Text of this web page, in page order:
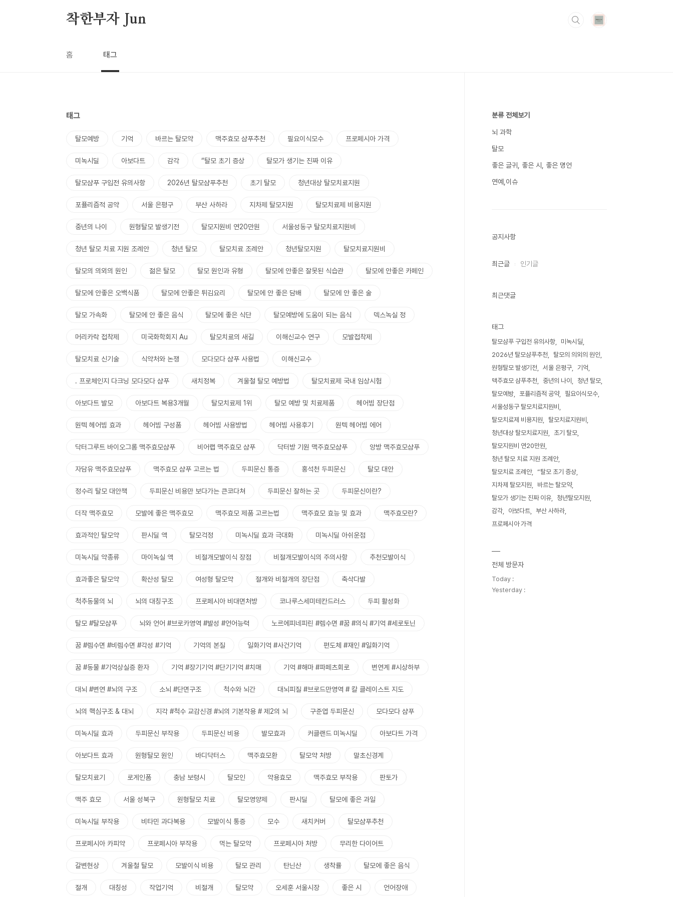
착한부자 Jun
홈 태그
태그
탈모예방 기억 바르는 탈모약 맥주효모 샴푸추천 필요이식모수 프로페시아 가격
미녹시딜 아보다트 감각 “탈모 초기 증상 탈모가 생기는 진짜 이유
탈모샴푸 구입전 유의사항 2026년 탈모샴푸추천 초기 탈모 청년대상 탈모치료지원
포퓰리즘적 공약 서울 은평구 부산 사하라 지차제 탈모지원 탈모치료제 비용지원
중년의 나이 원형탈모 발생기전 탈모지원비 연20만원 서울성동구 탈모치료지원비
청년 탈모 치료 지원 조례안 청년 탈모 탈모치료 조례안 청년탈모지원 탈모치료지원비
탈모의 의외의 원인 젊은 탈모 탈모 원인과 유형 탈모에 안좋은 잘못된 식습관 탈모에 안좋은 카페인
탈모에 안좋은 오백식품 탈모에 안좋은 튀김요리 탈모에 안 좋은 담배 탈모에 안 좋은 술
탈모 가속화 탈모에 안 좋은 음식 탈모에 좋은 식단 탈모예방에 도움이 되는 음식 덱스녹실 정
머리카락 접착제 미국화학회지 Au 탈모치료의 새길 이해신교수 연구 모발접착제
탈모치료 신기술 식약처와 논쟁 모다모다 샴푸 사용법 이해신교수
. 프로체인지 다크닝 모다모다 샴푸 새치정복 겨울철 탈모 예방법 탈모치료제 국내 임상시험
아보다트 발모 아보다트 복용3개월 탈모치료제 1위 탈모 예방 및 치료제품 헤어빔 장단점
원텍 헤어빔 효과 헤어빔 구성품 헤어빔 사용방법 헤어빔 사용후기 원텍 헤어빔 에어
닥터그루트 바이오그롬 맥주효모샴푸 비어랩 맥주효모 샴푸 닥터방 기원 맥주효모샴푸 앙방 맥주효모샴푸
자담유 맥주효모샴푸 맥주효모 샴푸 고르는 법 두피문신 통증 홍석천 두피문신 탈모 대안
정수리 탈모 대안책 두피문신 비용만 보다가는 큰코다쳐 두피문신 잘하는 곳 두피문신이란?
더작 맥주효모 모발에 좋은 맥주효모 맥주효모 제품 고르는법 맥주효모 효능 및 효과 맥주효모란?
효과적인 탈모약 판시딜 액 탈모걱정 미녹시딜 효과 극대화 미녹시딜 아쉬운점
미녹시딜 약종류 마이녹실 액 비절개모발이식 장점 비절개모발이식의 주의사항 추천모발이식
효과좋은 탈모약 확산성 탈모 여성형 탈모약 절개와 비절개의 장단점 축삭다발
척추동물의 뇌 뇌의 대칭구조 프로페시아 비대면처방 코나루스세미테칸드러스 두피 활성화
탈모 #탈모샴푸 뇌와 언어 #브로카영역 #발성 #언어능력 노르에피네피린 #렘수면 #꿈 #의식 #기억 #세로토닌
꿈 #렘수면 #비렘수면 #각성 #기억 기억의 본질 일화기억 #사건기억 편도체 #재인 #일화기억
꿈 #동물 #기억상실증 환자 기억 #장기기억 #단기기억 #치매 기억 #해마 #파페츠회로 변연계 #시상하부
대뇌 #변연 #뇌의 구조 소뇌 #단면구조 척수와 뇌간 대뇌피질 #브로드만영역 # 칼 클레이스트 지도
뇌의 핵심구조 & 대뇌 지각 #척수 교감신경 #뇌의 기본작용 # 제2의 뇌 구준엽 두피문신 모다모다 샴푸
미녹시딜 효과 두피문신 부작용 두피문신 비용 발모효과 커클랜드 미녹시딜 아보다트 가격
아보다트 효과 원형탈모 원인 바디닥터스 맥주효모환 탈모약 처방 말초신경계
탈모치료기 로게인폼 충남 보령시 탈모인 약용효모 맥주효모 부작용 판토가
맥주 효모 서울 성북구 원형탈모 치료 탈모영양제 판시딜 탈모에 좋은 과일
미녹시딜 부작용 비타민 과다복용 모발이식 통증 모수 새치커버 탈모샴푸추천
프로페시아 카피약 프로페시아 부작용 먹는 탈모약 프로페시아 처방 무리한 다이어트
갈변현상 겨울철 탈모 모발이식 비용 탈모 관리 탄닌산 생착률 탈모에 좋은 음식
절개 대칭성 작업기억 비절개 탈모약 오세훈 서울시장 좋은 시 언어장애
분류 전체보기
뇌 과학
탈모
좋은 글귀, 좋은 시, 좋은 명언
연예,이슈
공지사항
최근글 인기글
최근댓글
태그
탈모샴푸 구입전 유의사항
미녹시딜
2026년 탈모샴푸추천
탈모의 의외의 원인
원형탈모 발생기전
서울 은평구
기억
맥주효모 샴푸추천
중년의 나이
청년 탈모
탈모예방
포퓰리즘적 공약
필요이식모수
서울성동구 탈모치료지원비
탈모치료제 비용지원
탈모치료지원비
청년대상 탈모치료지원
초기 탈모
탈모지원비 연20만원
청년 탈모 치료 지원 조례안
탈모치료 조례안
“탈모 초기 증상
지차제 탈모지원
바르는 탈모약
탈모가 생기는 진짜 이유
청년탈모지원
감각
아보다트
부산 사하라
프로페시아 가격
전체 방문자
Today :
Yesterday :